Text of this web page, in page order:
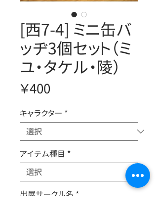
[西7-4] ミニ缶バ
ッヂ3個セット（ミ
ユ・タケル・陵）
￥400価
キャラクター *
アイテム種目 *
出展サークル名 *